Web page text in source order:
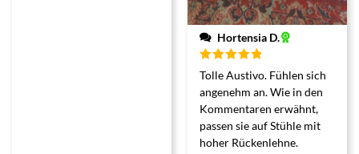
Hortensia D.
Bewertet
mit5von 5
Tolle Austivo. Fühlen sich
angenehm an. Wie in den
Kommentaren erwähnt,
passen sie auf Stühle mit
hoher Rückenlehne.